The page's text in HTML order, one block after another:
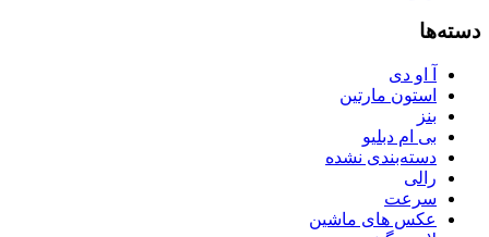
دسته‌ها
آ او دی
استون مارتین
بنز
بی ام دبلیو
دسته‌بندی نشده
رالی
سرعت
عکس های ماشین